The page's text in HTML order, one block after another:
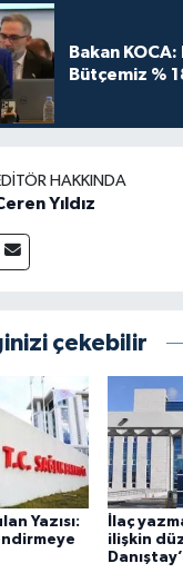
Bakan KOCA:
Bütçemiz %
HAKKINDA
Yıldız
çekebilir
Yazısı:
İlaç
ilişkin